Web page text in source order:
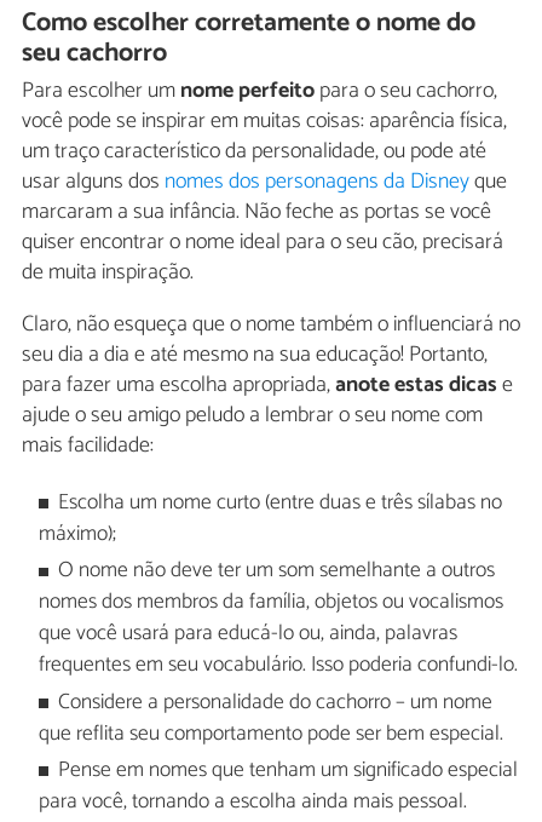
Como escolher corretamente o nome do
seu cachorro
Para escolher umnome perfeitopara o seu cachorro,
você pode se inspirar em muitas coisas: aparência física,
um traço característico da personalidade, ou pode até
usar alguns dos nomes dos personagens da Disneyque
marcaram a sua infância. Não feche as portas se você
quiser encontrar o nome ideal para o seu cão, precisará
de muita inspiração.
Claro, não esqueça que o nome também o influenciará no
seu dia a dia e até mesmo na sua educação! Portanto,
para fazer uma escolha apropriada,anote estas dicase
ajude o seu amigo peludo a lembrar o seu nome com
mais facilidade:
Escolha um nome curto (entre duas e três sílabas no
máximo);
O nome não deve ter um som semelhante a outros
nomes dos membros da família, objetos ou vocalismos
que você usará para educá-lo ou, ainda, palavras
frequentes em seu vocabulário. Isso poderia confundi-lo.
Considere a personalidade do cachorro – um nome
que reflita seu comportamento pode ser bem especial.
Pense em nomes que tenham um significado especial
para você, tornando a escolha ainda mais pessoal.